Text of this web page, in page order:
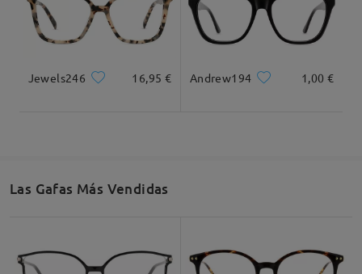
Jewels246 16,95 € Andrew194 1,00 €
Las Gafas Más Vendidas